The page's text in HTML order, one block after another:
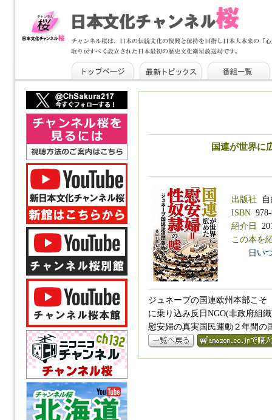
国連が世界に
出版社 自
ISBN978-
紹介日
この本を
日い
ジュネーブの国連欧州本部こそ
に乗り込み反日NGO(非政府組
慰安婦の真実国民運動２年間の